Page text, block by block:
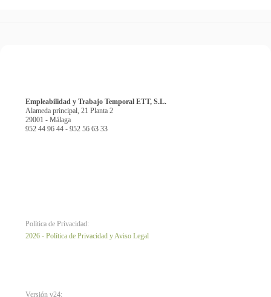
Empleabilidad y Trabajo Temporal ETT, S.L.
Alameda principal, 21 Planta 2
29001 - Málaga
952 44 96 44 - 952 56 63 33
Política de Privacidad:
2026 - Política de Privacidad y Aviso Legal
Versión v24: